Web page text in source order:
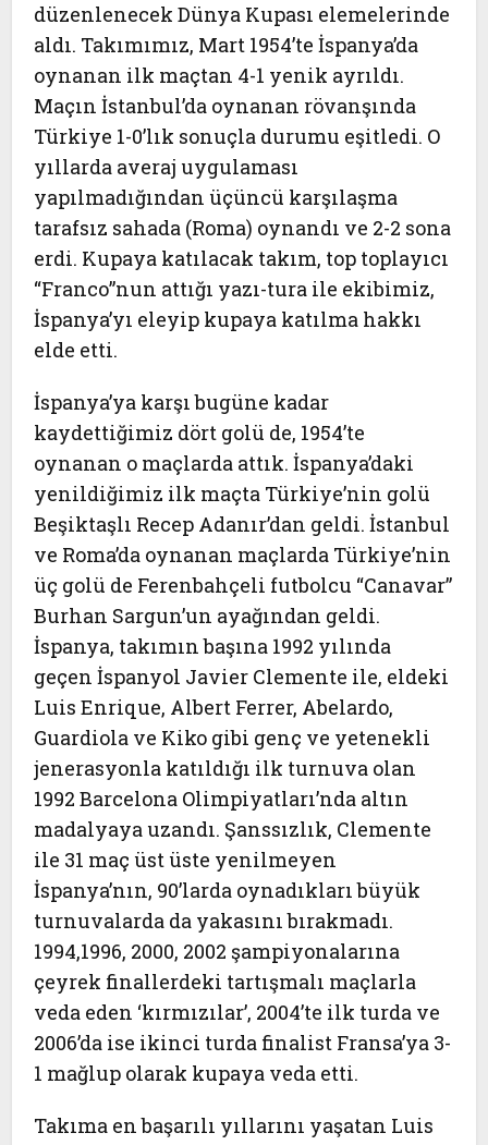
düzenlenecek Dünya Kupası elemelerinde
aldı. Takımımız, Mart 1954’te İspanya’da
oynanan ilk maçtan 4-1 yenik ayrıldı.
Maçın İstanbul’da oynanan rövanşında
Türkiye 1-0’lık sonuçla durumu eşitledi. O
yıllarda averaj uygulaması
yapılmadığından üçüncü karşılaşma
tarafsız sahada (Roma) oynandı ve 2-2 sona
erdi. Kupaya katılacak takım, top toplayıcı
“Franco”nun attığı yazı-tura ile ekibimiz,
İspanya’yı eleyip kupaya katılma hakkı
elde etti.
İspanya’ya karşı bugüne kadar
kaydettiğimiz dört golü de, 1954’te
oynanan o maçlarda attık. İspanya’daki
yenildiğimiz ilk maçta Türkiye’nin golü
Beşiktaşlı Recep Adanır’dan geldi. İstanbul
ve Roma’da oynanan maçlarda Türkiye’nin
üç golü de Ferenbahçeli futbolcu “Canavar”
Burhan Sargun’un ayağından geldi.
İspanya, takımın başına 1992 yılında
geçen İspanyol Javier Clemente ile, eldeki
Luis Enrique, Albert Ferrer, Abelardo,
Guardiola ve Kiko gibi genç ve yetenekli
jenerasyonla katıldığı ilk turnuva olan
1992 Barcelona Olimpiyatları’nda altın
madalyaya uzandı. Şanssızlık, Clemente
ile 31 maç üst üste yenilmeyen
İspanya’nın, 90’larda oynadıkları büyük
turnuvalarda da yakasını bırakmadı.
1994,1996, 2000, 2002 şampiyonalarına
çeyrek finallerdeki tartışmalı maçlarla
veda eden ‘kırmızılar’, 2004’te ilk turda ve
2006’da ise ikinci turda finalist Fransa’ya 3-
1 mağlup olarak kupaya veda etti.
Takıma en başarılı yıllarını yaşatan Luis